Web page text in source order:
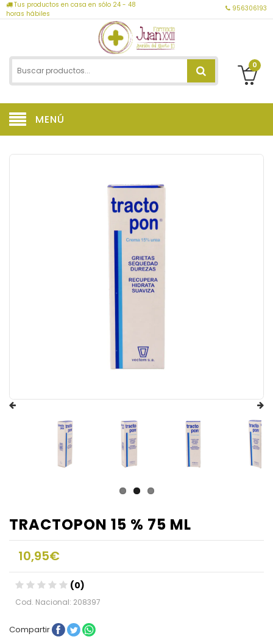
Tus productos en casa en sólo 24 - 48
horas hábiles
956306193
0
MENÚ
TRACTOPON 15 % 75 ML
10,95€
(0)
Cod. Nacional: 208397
Compartir